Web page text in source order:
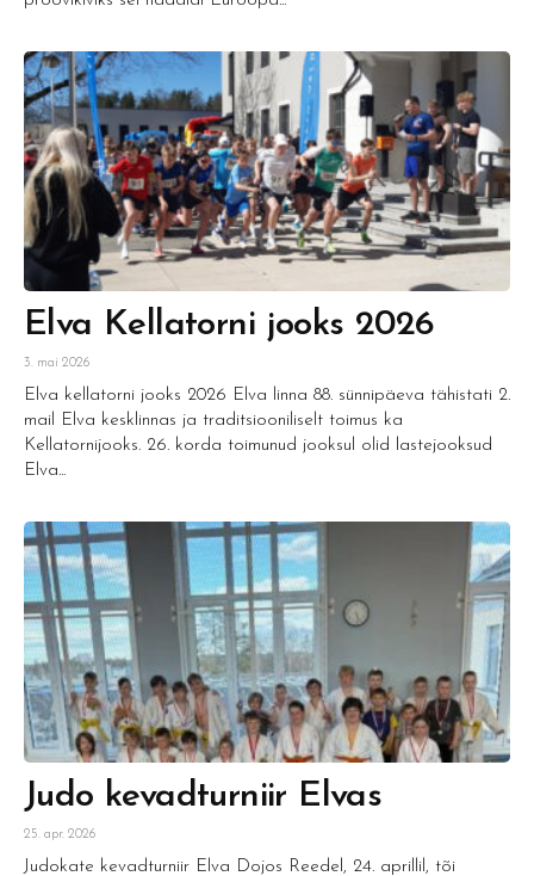
Elva Kellatorni jooks 2026
3. mai 2026
Elva kellatorni jooks 2026 Elva linna 88. sünnipäeva tähistati 2.
mail Elva kesklinnas ja traditsiooniliselt toimus ka
Kellatornijooks. 26. korda toimunud jooksul olid lastejooksud
Elva...
Judo kevadturniir Elvas
25. apr. 2026
Judokate kevadturniir Elva Dojos Reedel, 24. aprillil, tõi